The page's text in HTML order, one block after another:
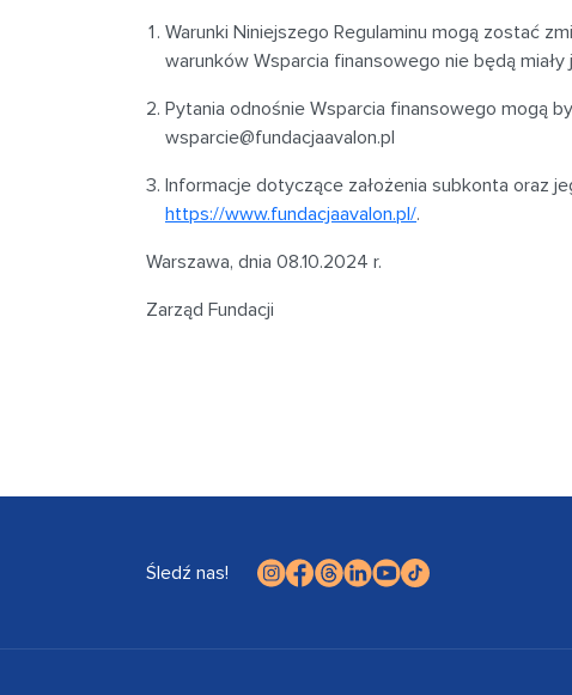
Warunki Niniejszego Regulaminu mogą zostać
warunków Wsparcia finansowego nie będą
Pytania odnośnie Wsparcia finansowego mogą
wsparcie@fundacjaavalon.pl
Informacje dotyczące założenia subkonta oraz
https://www.fundacjaavalon.pl/.
Warszawa, dnia 08.10.2024 r.
Zarząd Fundacji
Śledź nas!